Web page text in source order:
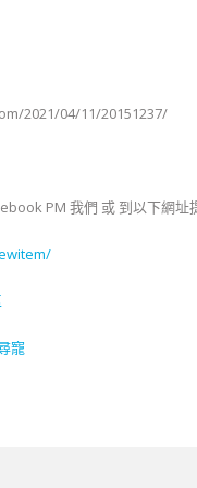
2021/04/11/20151237/
PM 我們 或 到以下網址
寵